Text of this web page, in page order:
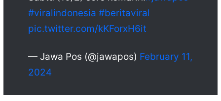
#viralindonesia #beritaviral
pic.twitter.com/kKForxH6it
— Jawa Pos (@jawapos) February 11,
2024